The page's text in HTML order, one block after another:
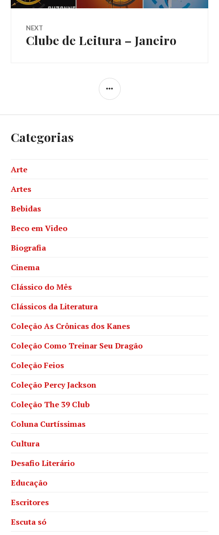
Post
NEXT
Next
Clube de Leitura – Janeiro
SIDEBAR
Categorias
Arte
Artes
Bebidas
Beco em Video
Biografia
Cinema
Clássico do Mês
Clássicos da Literatura
Coleção As Crônicas dos Kanes
Coleção Como Treinar Seu Dragão
Coleção Feios
Coleção Percy Jackson
Coleção The 39 Club
Coluna Curtíssimas
Cultura
Desafio Literário
Educação
Escritores
Escuta só